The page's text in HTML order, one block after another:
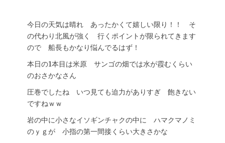
今日の天気は晴れ あったかくて嬉しい限り！！ そ
の代わり北風が強く 行くポイントが限られてきます
ので 船長もかなり悩んでるはず！
本日の1本目は米原 サンゴの畑では水が霞むくらい
のおさかなさん
圧巻でしたね いつ見ても迫力がありすぎ 飽きない
ですねｗｗ
岩の中に小さなイソギンチャクの中に ハマクマノミ
のｙｇが 小指の第一間接くらい大きさかな